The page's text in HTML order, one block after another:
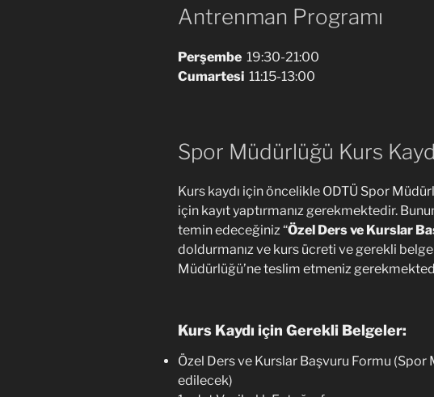
Antrenman Programı
Perşembe 19:30-21:00
Cumartesi 11:15-13:00
Spor Müdürlüğü Kurs
Kurs kaydı için öncelikle ODTÜ Spor
için kayıt yaptırmanız gerekmektedir.
temin edeceğiniz “Özel Ders ve Kurslar
doldurmanız ve kurs ücreti ve gerekli
Müdürlüğü’ne teslim etmeniz
Kurs Kaydı için Gerekli Belgeler:
Özel Ders ve Kurslar Başvuru Formu (Spor
edilecek)